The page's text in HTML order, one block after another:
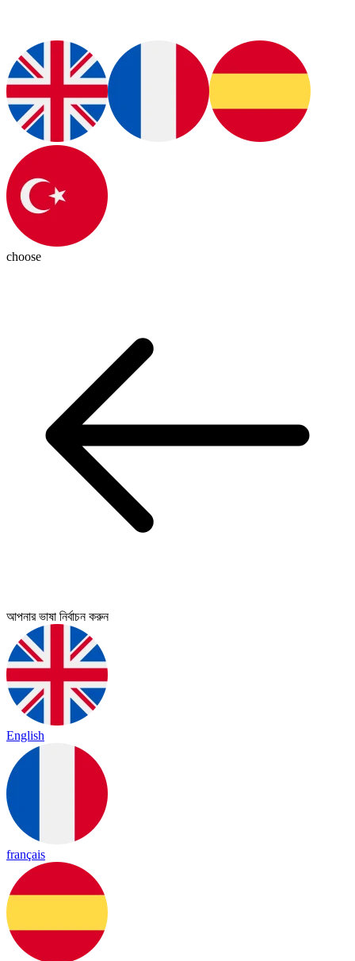
choose
আপনার ভাষা নির্বাচন করুন
English
français